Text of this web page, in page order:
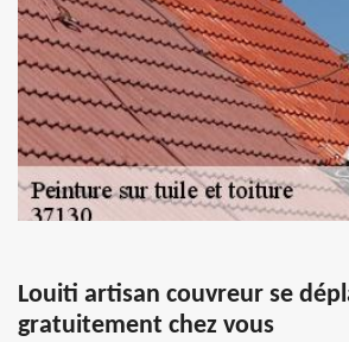
Louiti artisan couvreur se
gratuitement chez vous